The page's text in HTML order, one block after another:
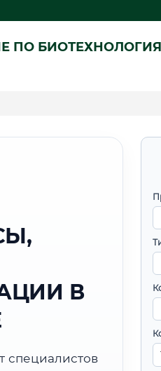
ПО
В
специалистов